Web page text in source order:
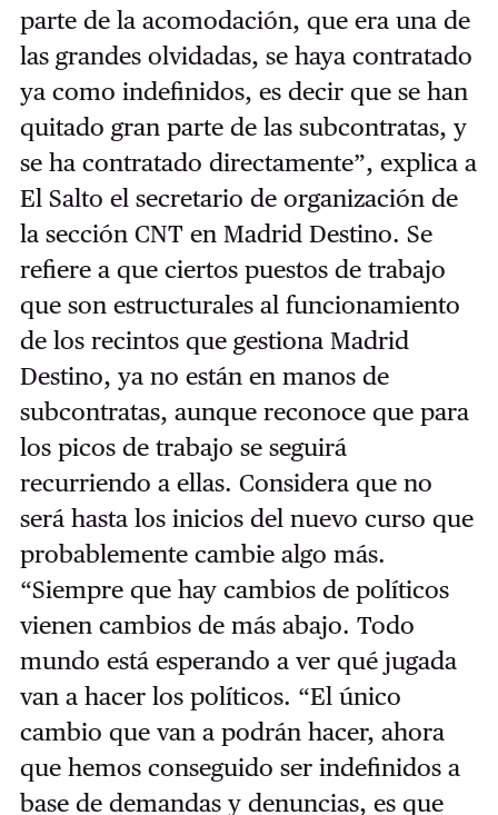
parte de la acomodación, que era una de
las grandes olvidadas, se haya contratado
ya como indefinidos, es decir que se han
quitado gran parte de las subcontratas, y
se ha contratado directamente”, explica a
El Salto el secretario de organización de
la sección CNT en Madrid Destino. Se
refiere a que ciertos puestos de trabajo
que son estructurales al funcionamiento
de los recintos que gestiona Madrid
Destino, ya no están en manos de
subcontratas, aunque reconoce que para
los picos de trabajo se seguirá
recurriendo a ellas. Considera que no
será hasta los inicios del nuevo curso que
probablemente cambie algo más.
“Siempre que hay cambios de políticos
vienen cambios de más abajo. Todo
mundo está esperando a ver qué jugada
van a hacer los políticos. “El único
cambio que van a podrán hacer, ahora
que hemos conseguido ser indefinidos a
base de demandas y denuncias, es que